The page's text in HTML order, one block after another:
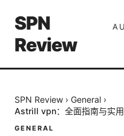
SPN
Review
SPN Review › General ›
Astrill vpn：全面指南与实
GENERAL